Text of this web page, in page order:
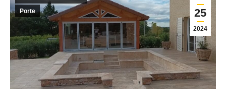
25
2024
Porte